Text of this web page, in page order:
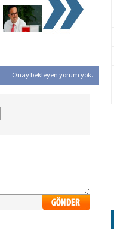
Onay bekleyen yorum yok.